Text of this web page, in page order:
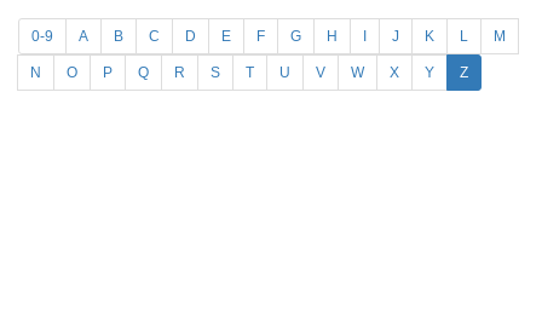
0-9 A B C D E F G H J K L M
N O P Q R S T U V W X Y Z